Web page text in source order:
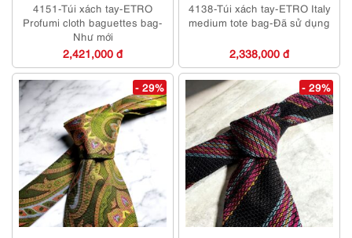
4151-Túi xách tay-ETRO
Profumi cloth baguettes bag-
Như mới
2,421,000 đ
4138-Túi xách tay-ETRO Italy
medium tote bag-Đã sử dụng
2,338,000 đ
- 29% - 29%